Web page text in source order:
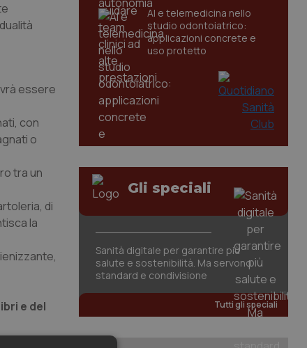
essere
con
o
tra un
di
la
e del
AI e telemedicina nello
studio odontoiatrico:
applicazioni concrete e
uso protetto
Gli speciali
Sanità digitale per garantire più
salute e sostenibilità. Ma servono
standard e condivisione
Tutti gli speciali